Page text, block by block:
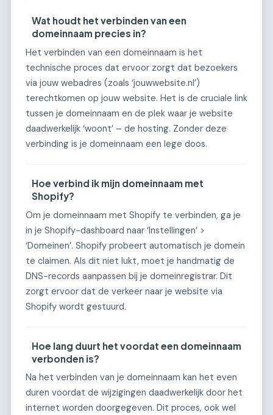
Wat houdt het verbinden van een
domeinnaam precies in?
Het verbinden van een domeinnaam is het
technische proces dat ervoor zorgt dat bezoekers
via jouw webadres (zoals ‘jouwwebsite.nl’)
terechtkomen op jouw website. Het is de cruciale link
tussen je domeinnaam en de plek waar je website
daadwerkelijk ‘woont’ – de hosting. Zonder deze
verbinding is je domeinnaam een lege doos.
Hoe verbind ik mijn domeinnaam met
Shopify?
Om je domeinnaam met Shopify te verbinden, ga je
in je Shopify-dashboard naar ‘Instellingen’ >
‘Domeinen’. Shopify probeert automatisch je domein
te claimen. Als dit niet lukt, moet je handmatig de
DNS-records aanpassen bij je domeinregistrar. Dit
zorgt ervoor dat de verkeer naar je website via
Shopify wordt gestuurd.
Hoe lang duurt het voordat een domeinnaam
verbonden is?
Na het verbinden van je domeinnaam kan het even
duren voordat de wijzigingen daadwerkelijk door het
internet worden doorgegeven. Dit proces, ook wel